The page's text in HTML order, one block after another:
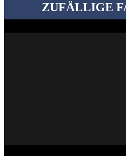
ZUFÄLLIGE